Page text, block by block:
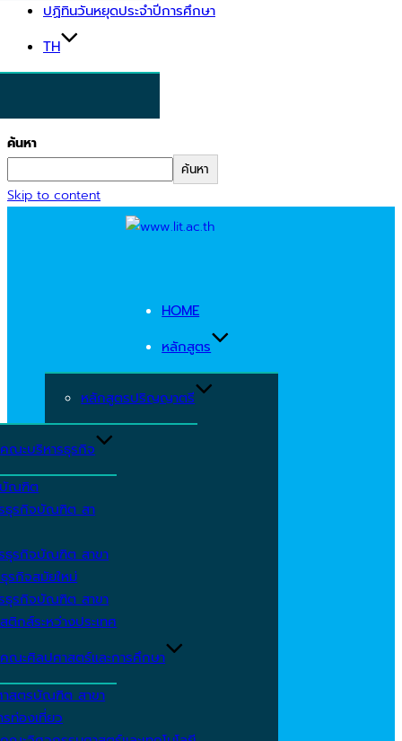
ปฏิทินวันหยุดประจำปีการศึกษา
TH
ค้นหา
ค้นหา
Skip to content
HOME
หลักสูตร
หลักสูตรปริญญาตรี
คณะบริหารธุรกิจ
ณฑิต
ธุรกิจบัณฑิต สา
ธุรกิจบัณฑิต สาขา
รกิจสมัยใหม่
ธุรกิจบัณฑิต สาขา
ติกส์ระหว่างประเทศ
คณะศิลปศาสตร์และการศึกษา
สตรบัณฑิต สาขา
ท่องเที่ยว